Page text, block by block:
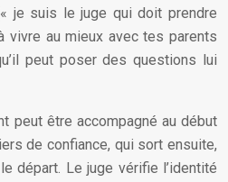
je suis le juge qui doit prendre
vivre au mieux avec tes parents
peut poser des questions lui
peut être accompagné au début
de confiance, qui sort ensuite,
départ. Le juge vérifie l’identité